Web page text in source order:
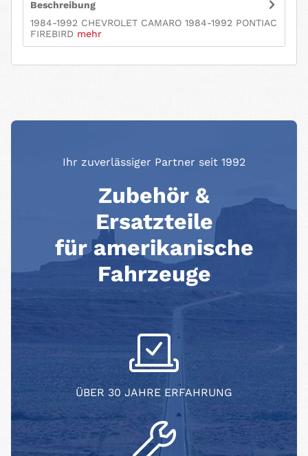
Beschreibung
1984-1992 CHEVROLET CAMARO 1984-1992 PONTIAC
FIREBIRD mehr
Ihr zuverlässiger Partner seit 1992
Zubehör &
Ersatzteile
für amerikanische
Fahrzeuge
ÜBER 30 JAHRE ERFAHRUNG